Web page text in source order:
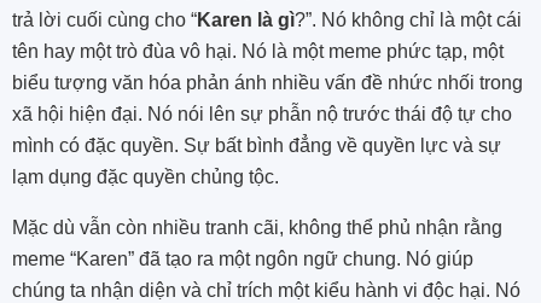
trả lời cuối cùng cho “Karen là gì?”. Nó không chỉ là một cái
tên hay một trò đùa vô hại. Nó là một meme phức tạp, một
biểu tượng văn hóa phản ánh nhiều vấn đề nhức nhối trong
xã hội hiện đại. Nó nói lên sự phẫn nộ trước thái độ tự cho
mình có đặc quyền. Sự bất bình đẳng về quyền lực và sự
lạm dụng đặc quyền chủng tộc.
Mặc dù vẫn còn nhiều tranh cãi, không thể phủ nhận rằng
meme “Karen” đã tạo ra một ngôn ngữ chung. Nó giúp
chúng ta nhận diện và chỉ trích một kiểu hành vi độc hại. Nó